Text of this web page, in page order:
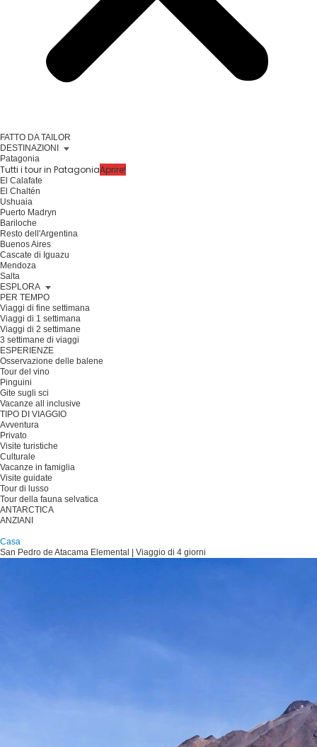
FATTO DA TAILOR
DESTINAZIONI
Patagonia
Tutti i tour in PatagoniaAprire!
El Calafate
El Chaltén
Ushuaia
Puerto Madryn
Bariloche
Resto dell'Argentina
Buenos Aires
Cascate di Iguazu
Mendoza
Salta
ESPLORA
PER TEMPO
Viaggi di fine settimana
Viaggi di 1 settimana
Viaggi di 2 settimane
3 settimane di viaggi
ESPERIENZE
Osservazione delle balene
Tour del vino
Pinguini
Gite sugli sci
Vacanze all inclusive
TIPO DI VIAGGIO
Avventura
Privato
Visite turistiche
Culturale
Vacanze in famiglia
Visite guidate
Tour di lusso
Tour della fauna selvatica
ANTARCTICA
ANZIANI
Casa
San Pedro de Atacama Elemental | Viaggio di 4 giorni